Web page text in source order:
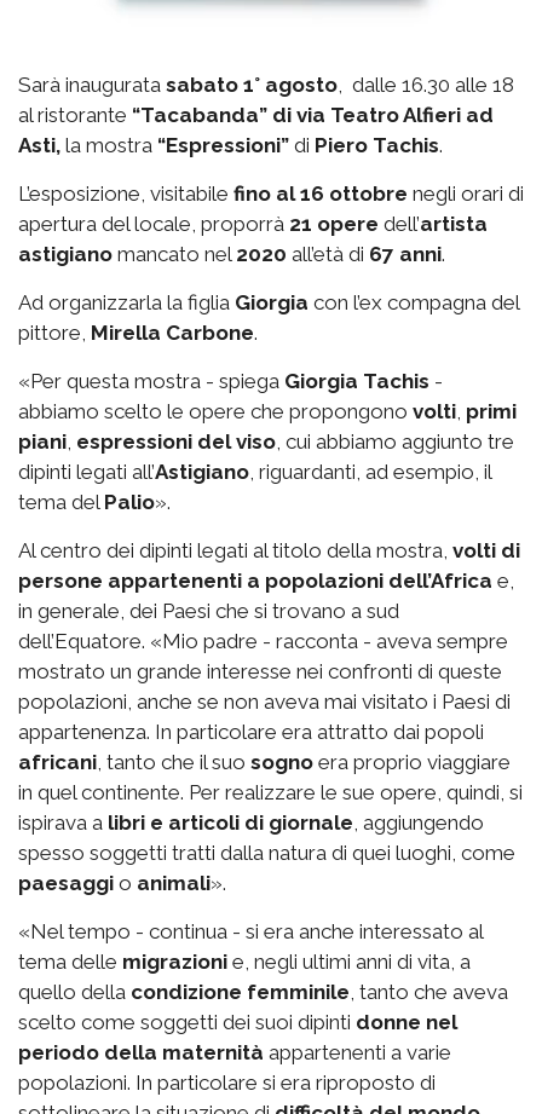
Sarà inaugurata sabato 1° agosto , dalle 16.30 alle 18
al ristorante “Tacabanda” di via Teatro Alfieri ad
Asti, la mostra “Espressioni” di Piero Tachis.
L’esposizione, visitabile fino al 16 ottobre negli orari di
apertura del locale, proporrà 21 opere dell’artista
astigiano mancato nel 2020 all’età di 67 anni.
Ad organizzarla la figlia Giorgia con l’ex compagna del
pittore, Mirella Carbone.
«Per questa mostra - spiega Giorgia Tachis -
abbiamo scelto le opere che propongono volti primi
piani espressioni del viso , cui abbiamo aggiunto tre
dipinti legati all’Astigiano , riguardanti, ad esempio, il
tema del Palio».
Al centro dei dipinti legati al titolo della mostra, volti di
persone appartenenti a popolazioni dell’Africa e,
in generale, dei Paesi che si trovano a sud
dell’Equatore. «Mio padre - racconta - aveva sempre
mostrato un grande interesse nei confronti di queste
popolazioni, anche se non aveva mai visitato i Paesi di
appartenenza. In particolare era attratto dai popoli
africani , tanto che il suo sogno era proprio viaggiare
in quel continente. Per realizzare le sue opere, quindi, si
ispirava a libri e articoli di giornale , aggiungendo
spesso soggetti tratti dalla natura di quei luoghi, come
paesaggi o animali».
«Nel tempo - continua - si era anche interessato al
tema delle migrazioni e, negli ultimi anni di vita, a
quello della condizione femminile , tanto che aveva
scelto come soggetti dei suoi dipinti donne nel
periodo della maternità appartenenti a varie
popolazioni. In particolare si era riproposto di